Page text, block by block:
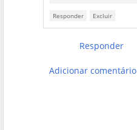
Responder Excluir
Responder
Adicionar comentário